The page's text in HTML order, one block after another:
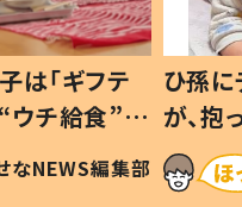
は「ギフテ
ウチ給食”を
#令和の親
なNEWS編集部
ひ孫
が、
「涙が
い」